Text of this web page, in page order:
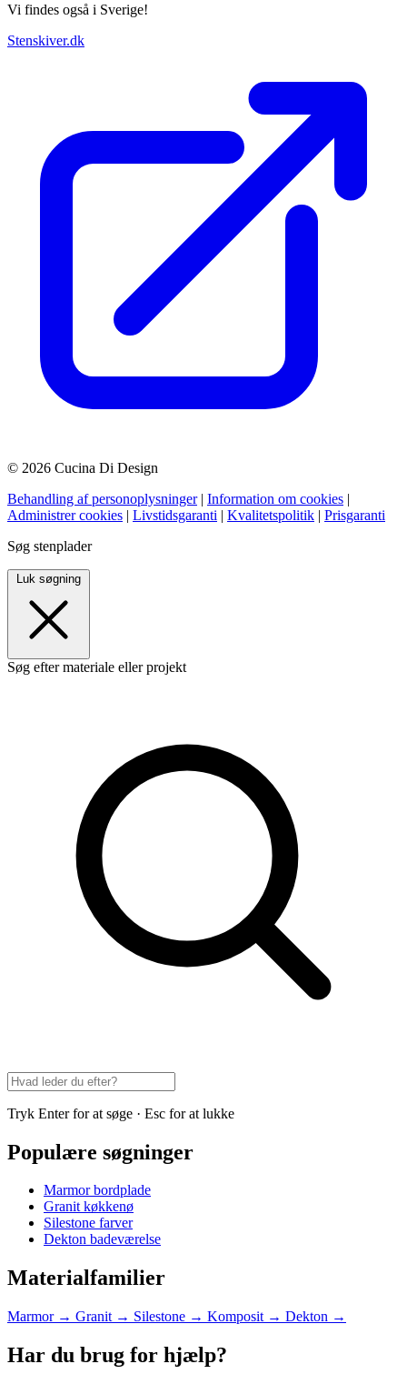
Vi findes også i Sverige!
Stenskiver.dk
© 2026 Cucina Di Design
Behandling af personoplysninger | Information om cookies |
Administrer cookies | Livstidsgaranti | Kvalitetspolitik | Prisgaranti
Søg stenplader
Luk søgning
Søg efter materiale eller projekt
Tryk Enter for at søge · Esc for at lukke
Populære søgninger
Marmor bordplade
Granit køkkenø
Silestone farver
Dekton badeværelse
Materialfamilier
Marmor → Granit → Silestone → Komposit → Dekton →
Har du brug for hjælp?